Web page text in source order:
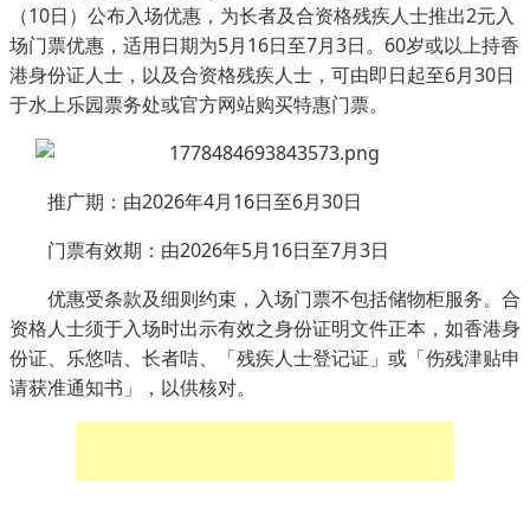
（10日）公布入场优惠，为长者及合资格残疾人士推出2元入
场门票优惠，适用日期为5月16日至7月3日。60岁或以上持香
港身份证人士，以及合资格残疾人士，可由即日起至6月30日
于水上乐园票务处或官方网站购买特惠门票。
推广期：由2026年4月16日至6月30日
门票有效期：由2026年5月16日至7月3日
优惠受条款及细则约束，入场门票不包括储物柜服务。合
资格人士须于入场时出示有效之身份证明文件正本，如香港身
份证、乐悠咭、长者咭、「残疾人士登记证」或「伤残津贴申
请获准通知书」，以供核对。